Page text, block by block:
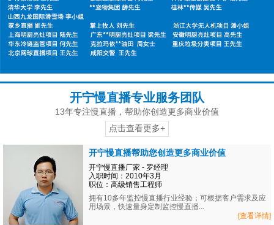
开宁慢直播专业服务团队
13年专注慢直播，帮助你创造更多商业价值
点击查看更多+
开宁慢直播帮助您创造更多商业价值
开宁慢直播厂家 - 罗经理
入职时间：2010年3月
职位：高级销售工程师
拥有10多年监控慢直播行业经验；可根据客户需求及应
用场景，快速量身定制监控慢直播...
[查看详情]